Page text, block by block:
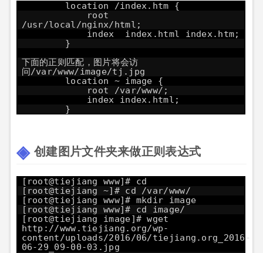
location /index.htm {
root
/usr/local/nginx/html;
index index.html index.htm;
}
下面的正则匹配，图片将会访
问/var/www/image/tj.jpg
location ~ image {
root /var/www/;
index index.html;
}
创建图片文件夹来做正则表达式
[root@tiejiang www]# cd
[root@tiejiang ~]# cd /var/www/
[root@tiejiang www]# mkdir image
[root@tiejiang www]# cd image/
[root@tiejiang image]# wget
http://www.tiejiang.org/wp-
content/uploads/2016/06/tiejiang.org_2016-
06-29_09-00-03.jpg